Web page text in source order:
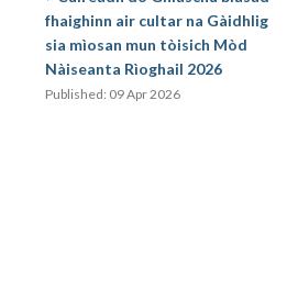
fhaighinn air cultar na Gàidhlig
sia mìosan mun tòisich Mòd
Nàiseanta Rìoghail 2026
Published: 09 Apr 2026